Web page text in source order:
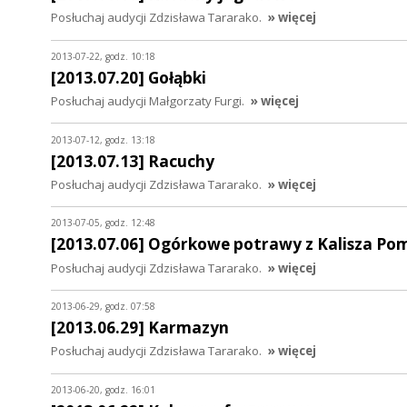
Posłuchaj audycji Zdzisława Tararako. » więcej
2013-07-22, godz. 10:18
[2013.07.20] Gołąbki
Posłuchaj audycji Małgorzaty Furgi. » więcej
2013-07-12, godz. 13:18
[2013.07.13] Racuchy
Posłuchaj audycji Zdzisława Tararako. » więcej
2013-07-05, godz. 12:48
[2013.07.06] Ogórkowe potrawy z Kalisza
Posłuchaj audycji Zdzisława Tararako. » więcej
2013-06-29, godz. 07:58
[2013.06.29] Karmazyn
Posłuchaj audycji Zdzisława Tararako. » więcej
2013-06-20, godz. 16:01